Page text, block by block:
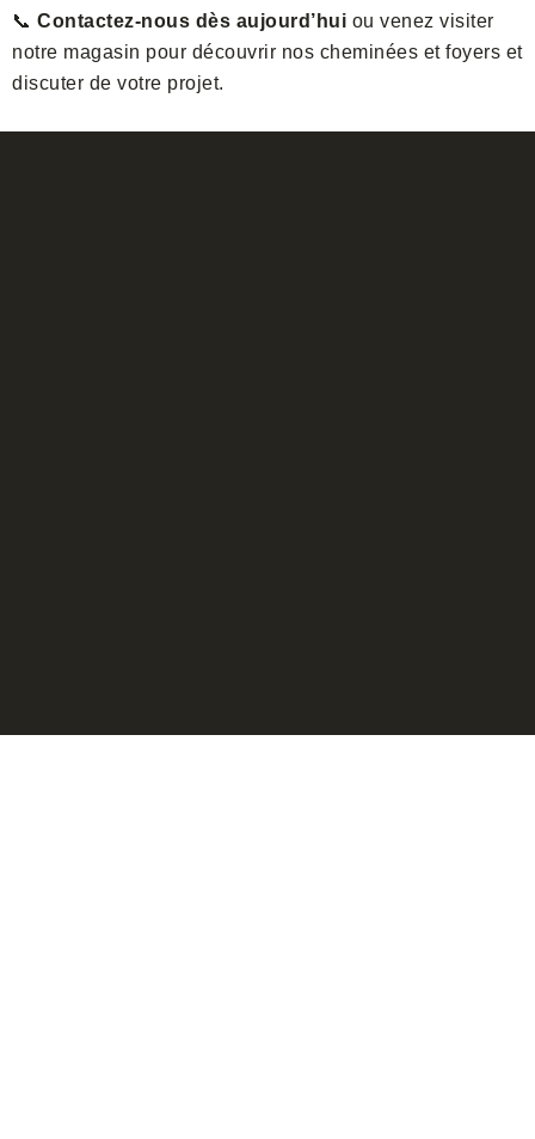
📞 Contactez-nous dès aujourd’hui ou venez visiter
notre magasin pour découvrir nos cheminées et foyers et
discuter de votre projet.